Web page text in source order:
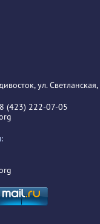
ул.
8 (423) 222-07-05